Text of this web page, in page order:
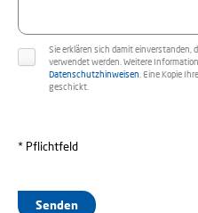
Sie erklären sich damit einverstanden,
verwendet werden. Weitere
Datenschutzhinweisen . Eine Kopie
geschickt.
* Pflichtfeld
Senden